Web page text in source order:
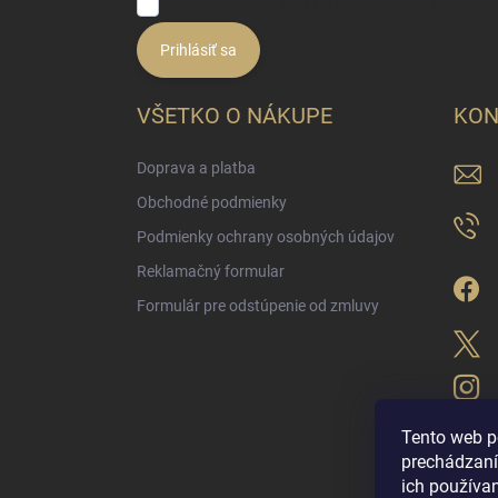
Tento web
ich
Prihlásiť sa
VŠETKO O NÁKUPE
Doprava a platba
Obchodné podmienky
Podmienky ochrany osobných údajov
Reklamačný formular
Formulár pre odstúpenie od zmluvy
LUX PARFÉM